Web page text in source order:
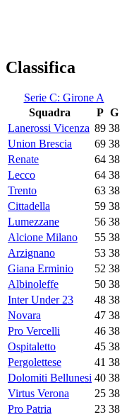
Classifica
Serie C: Girone A
Squadra
P G
Lanerossi Vicenza 89 38
Union Brescia
69 38
Renate
64 38
Lecco
64 38
Trento
63 38
Cittadella
59 38
Lumezzane
56 38
Alcione Milano
55 38
Arzignano
53 38
Giana Erminio
52 38
Albinoleffe
50 38
Inter Under 23
48 38
Novara
47 38
Pro Vercelli
46 38
Ospitaletto
45 38
Pergolettese
41 38
Dolomiti Bellunesi 40 38
Virtus Verona
25 38
Pro Patria
23 38